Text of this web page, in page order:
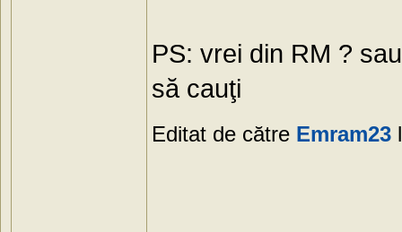
PS: vrei din RM ?
să cauţi
Editat de către Emram23